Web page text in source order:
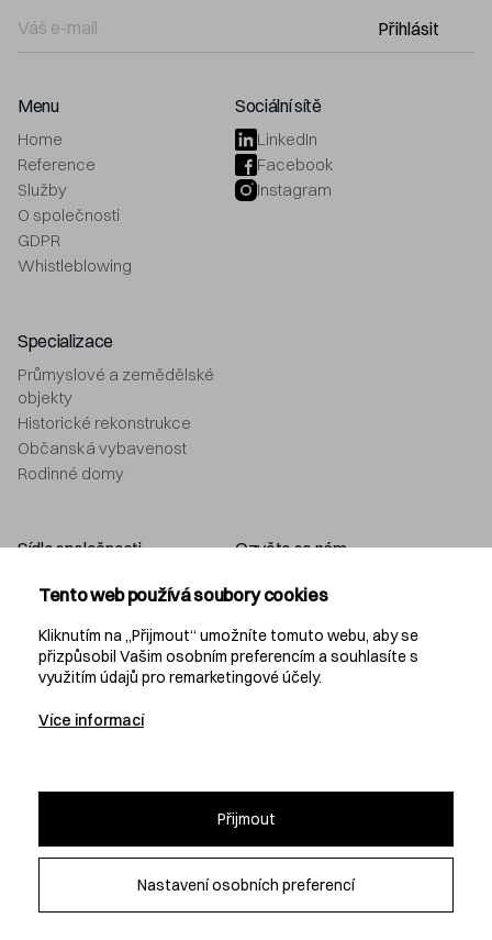
Menu
Home
Reference
Služby
O společnosti
GDPR
Whistleblowing
Sociální sítě
LinkedIn
Facebook
Instagram
Specializace
Průmyslové a zemědělské
objekty
Historické rekonstrukce
Občanská vybavenost
Rodinné domy
Sídlo společnosti
Navláčil stavební firma, s.r.o.
Bartošova 5532
760 01 Zlín
Ozvěte se nám
+420 577 212 049
info@navlacil.cz
DEVELOPMENT
Přihlásit
© 2026 Navláčil stavební firma, s.r.o.
Tento web používá soubory cookies
Kliknutím na „Přijmout“ umožníte tomuto webu, aby se
přizpůsobil Vašim osobním preferencím a souhlasíte s
využitím údajů pro remarketingové účely.
Více informací
Přijmout
Nastavení osobních preferencí